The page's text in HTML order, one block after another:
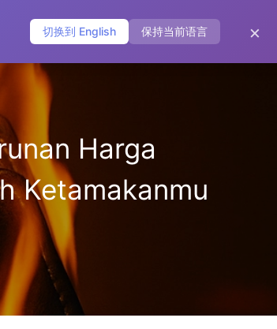
切换到 English 保持当前语言 ×
标签 分类 友链 关于
Harga
Ketamakanmu